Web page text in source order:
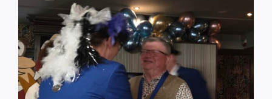
De Dorpsraad
Verenigingen
Contact